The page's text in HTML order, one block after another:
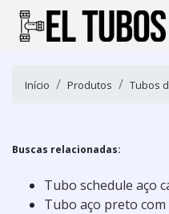
Início Produtos Tubos
Buscas relacionadas:
Tubo schedule aço
Tubo aço preto